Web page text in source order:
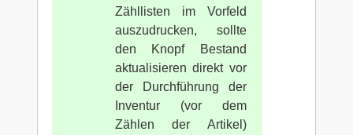
Zähllisten im Vorfeld
auszudrucken, sollte
den Knopf Bestand
aktualisieren direkt vor
der Durchführung der
Inventur (vor dem
Zählen der Artikel)